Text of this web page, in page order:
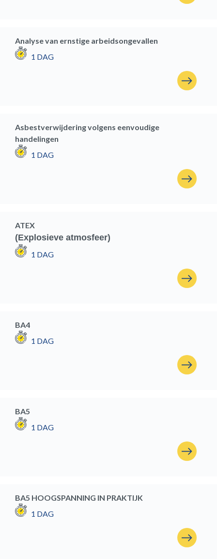
Analyse van ernstige arbeidsongevallen
1 DAG
Asbestverwijdering volgens eenvoudige
handelingen
1 DAG
ATEX
(Explosieve atmosfeer)
1 DAG
BA4
1 DAG
BA5
1 DAG
BA5 HOOGSPANNING IN PRAKTIJK
1 DAG